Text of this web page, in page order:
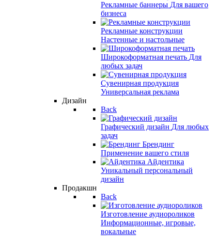
Рекламные баннеры Для вашего
бизнеса
Рекламные конструкции
Настенные и настольные
Широкоформатная печать Для
любых задач
Сувенирная продукция
Универсальная реклама
Дизайн
Back
Графический дизайн Для любых
задач
Брендинг
Применение вашего стиля
Айдентика
Уникальный персональный
дизайн
Продакшн
Back
Изготовление аудиороликов
Информационные, игровые,
вокальные